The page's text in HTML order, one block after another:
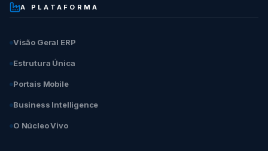
A PLATAFORMA
Visão Geral ERP
Estrutura Única
Portais Mobile
Business Intelligence
O Núcleo Vivo